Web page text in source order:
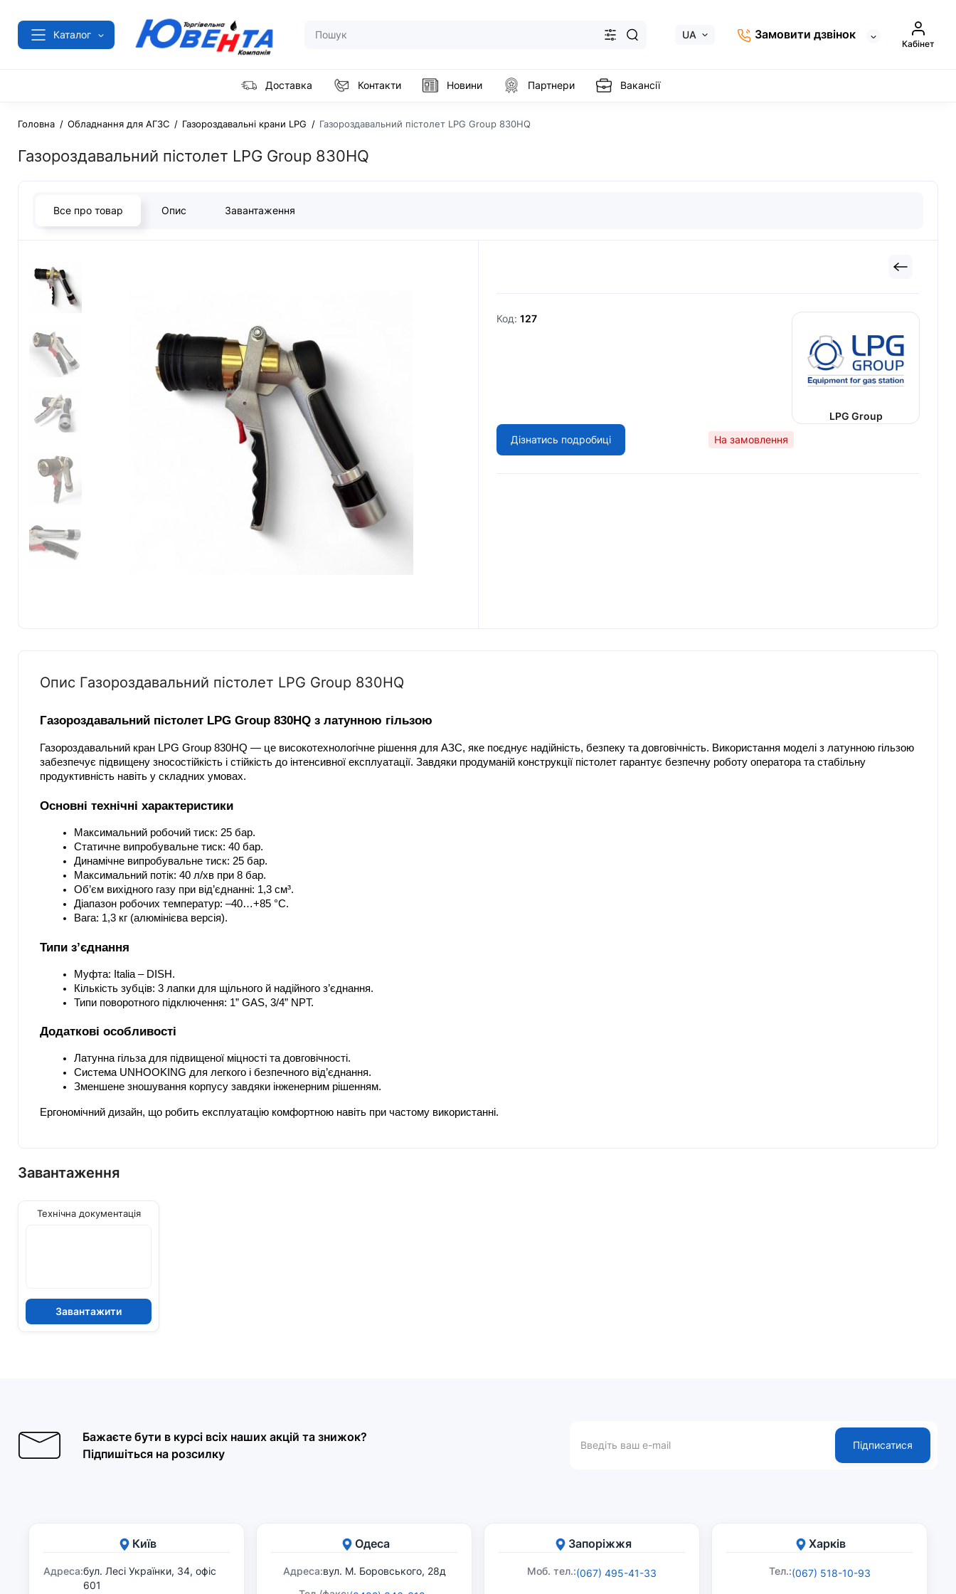
Каталог UA Замовити дзвінок
Кабінет
Доставка Контакти Новини Партнери Вакансії
Головна Обладнання для АГЗС Газороздавальні крани LPG Газороздавальний пістолет LPG Group 830HQ
Газороздавальний пістолет LPG Group 830HQ
Все про товар Опис Завантаження
Код: 127
LPG Group
Дізнатись подробиці
На замовлення
Опис Газороздавальний пістолет LPG Group 830HQ
Газороздавальний пістолет LPG Group 830HQ з латунною гільзою
Газороздавальний кран LPG Group 830HQ — це високотехнологічне рішення для АЗС, яке поєднує надійність, безпеку та довговічність. Використання моделі з латунною гільзою
забезпечує підвищену зносостійкість і стійкість до інтенсивної експлуатації. Завдяки продуманій конструкції пістолет гарантує безпечну роботу оператора та стабільну
продуктивність навіть у складних умовах.
Основні технічні характеристики
Максимальний робочий тиск: 25 бар.
Статичне випробувальне тиск: 40 бар.
Динамічне випробувальне тиск: 25 бар.
Максимальний потік: 40 л/хв при 8 бар.
Об’єм вихідного газу при від’єднанні: 1,3 см³.
Діапазон робочих температур: –40…+85 °C.
Вага: 1,3 кг (алюмінієва версія).
Типи з’єднання
Муфта: Italia – DISH.
Кількість зубців: 3 лапки для щільного й надійного з’єднання.
Типи поворотного підключення: 1” GAS, 3/4” NPT.
Додаткові особливості
Латунна гільза для підвищеної міцності та довговічності.
Система UNHOOKING для легкого і безпечного від’єднання.
Зменшене зношування корпусу завдяки інженерним рішенням.
Ергономічний дизайн, що робить експлуатацію комфортною навіть при частому використанні.
Завантаження
Технічна документація
Завантажити
Бажаєте бути в курсі всіх наших акцій та знижок?
Підпишіться на розсилку
Підписатися
Київ
Адреса:бул. Лесі Українки, 34, офіс
601
Одеса
Адреса:вул. М. Боровського, 28д
Запоріжжя
Моб. тел.:(067) 495-41-33
Харків
Тел.:(067) 518-10-93